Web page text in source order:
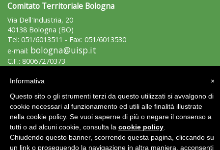
Tiziano Pesce nel Cda di Fondazione Terzjus: prima riunione a
Roma
Comitato Territoriale Bologna
Via Dell'Industria, 20
40138 Bologna (BO)
Tel: 051/6013511 - Fax: 051/6013530
e-mail: bologna@uisp.it
C.F.: 80067270373
Area Riservata 2.0
×
Informativa
Questo sito o gli strumenti terzi da questo utilizzati si avvalgono di
cookie necessari al funzionamento ed utili alle finalità illustrate
nella cookie policy. Se vuoi saperne di più o negare il consenso a
tutti o ad alcuni cookie, consulta la cookie policy
Chiudendo questo banner, scorrendo questa pagina, cliccando su
un link o proseguendo la navigazione in altra maniera, acconsenti